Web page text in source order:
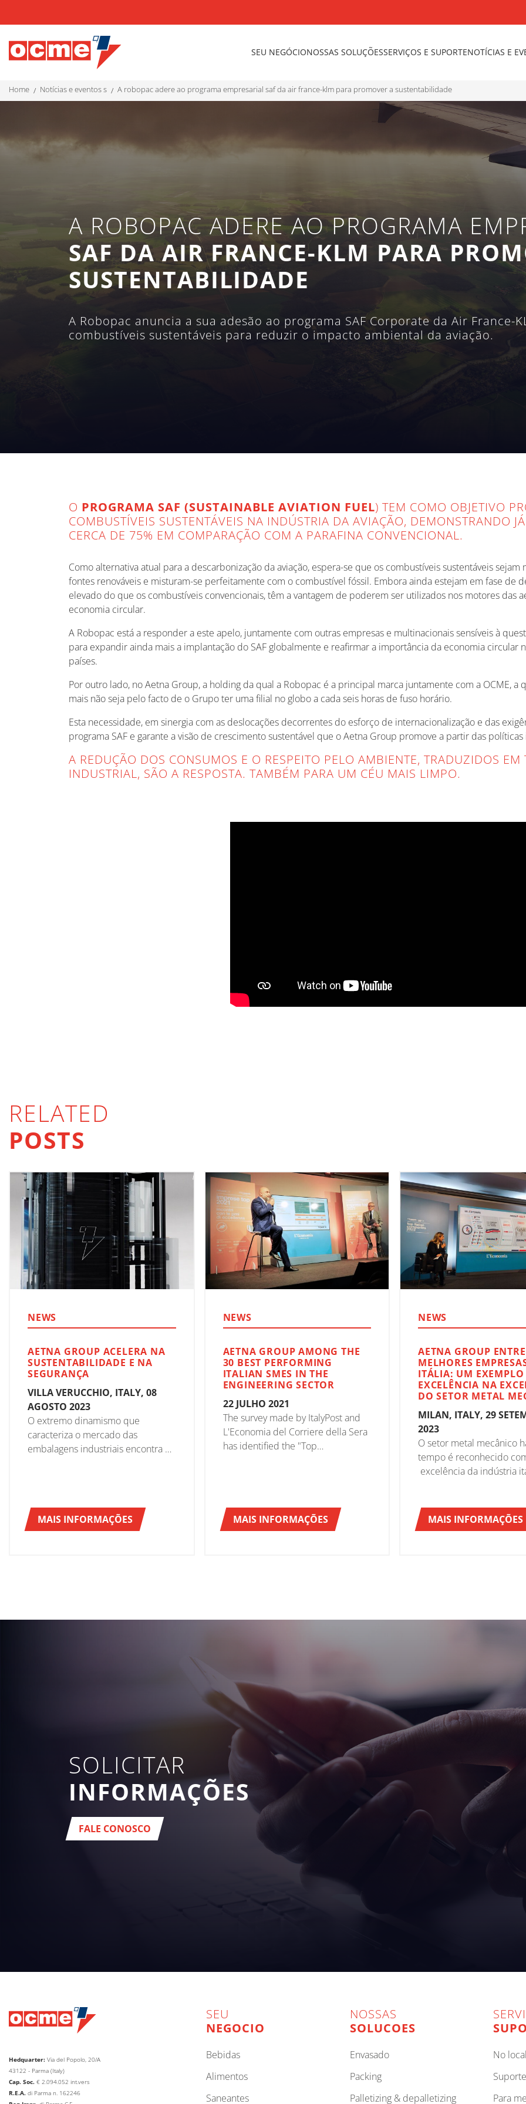
SEU NEGÓCIONOSSAS SOLUÇÕESSERVIÇOS E SUPORTENOTÍCIAS E
home notícias e eventos s a robopac adere ao programa empresarial saf da air france-klm para promover a sustentabilidade
A ROBOPAC ADERE AO PROGRAMA
SAF DA AIR FRANCE-KLM PARA
SUSTENTABILIDADE
A Robopac anuncia a sua adesão ao programa SAF Corporate da Air France-
combustíveis sustentáveis para reduzir o impacto ambiental da aviação.
O PROGRAMA SAF (SUSTAINABLE AVIATION FUEL) TEM COMO OBJETIVO
COMBUSTÍVEIS SUSTENTÁVEIS NA INDÚSTRIA DA AVIAÇÃO, DEMONSTRANDO
CERCA DE 75% EM COMPARAÇÃO COM A PARAFINA CONVENCIONAL.
Como alternativa atual para a descarbonização da aviação, espera-se que os combustíveis sustentáveis
fontes renováveis e misturam-se perfeitamente com o combustível fóssil. Embora ainda estejam em fase de
elevado do que os combustíveis convencionais, têm a vantagem de poderem ser utilizados nos motores das
economia circular.
A Robopac está a responder a este apelo, juntamente com outras empresas e multinacionais sensíveis à
para expandir ainda mais a implantação do SAF globalmente e reafirmar a importância da economia circular
países.
Por outro lado, no Aetna Group, a holding da qual a Robopac é a principal marca juntamente com a OCME, a
mais não seja pelo facto de o Grupo ter uma filial no globo a cada seis horas de fuso horário.
Esta necessidade, em sinergia com as deslocações decorrentes do esforço de internacionalização e das
programa SAF e garante a visão de crescimento sustentável que o Aetna Group promove a partir das políticas
A REDUÇÃO DOS CONSUMOS E O RESPEITO PELO AMBIENTE, TRADUZIDOS
INDUSTRIAL, SÃO A RESPOSTA. TAMBÉM PARA UM CÉU MAIS LIMPO.
RELATED
POSTS
NEWS
AETNA GROUP ACELERA NA
SUSTENTABILIDADE E NA
SEGURANÇA
VILLA VERUCCHIO, ITALY, 08
AGOSTO 2023
O extremo dinamismo que
caracteriza o mercado das
embalagens industriais encontra no
rigorosas e às soluções mais
vanguardistas.
MAIS INFORMAÇÕES
NEWS
AETNA GROUP AMONG THE
30 BEST PERFORMING
ITALIAN SMES IN THE
ENGINEERING SECTOR
22 JULHO 2021
The survey made by ItalyPost and
L'Economia del Corriere della Sera
has identified the "Top
MAIS INFORMAÇÕES
NEWS
AETNA GROUP
MELHORES
ITÁLIA: UM EXEMPLO
EXCELÊNCIA NA
DO SETOR METAL
MILAN, ITALY, 29
2023
O setor metal mecânico
tempo é reconhecido
excelência da indústria
de extraordinário sucesso,
Group brilha como um
MAIS INFORMAÇÕES
SOLICITAR
INFORMAÇÕES
FALE CONOSCO
Hedquarter: Via del Popolo, 20/A
43122 - Parma (Italy)
Cap. Soc. € 2.094.052 int.vers
R.E.A. di Parma n. 162246
SEU
NEGOCIO
bebidas
alimentos
saneantes
NOSSAS
SOLUCOES
envasado
packing
palletizing & depalletizing
no local
para